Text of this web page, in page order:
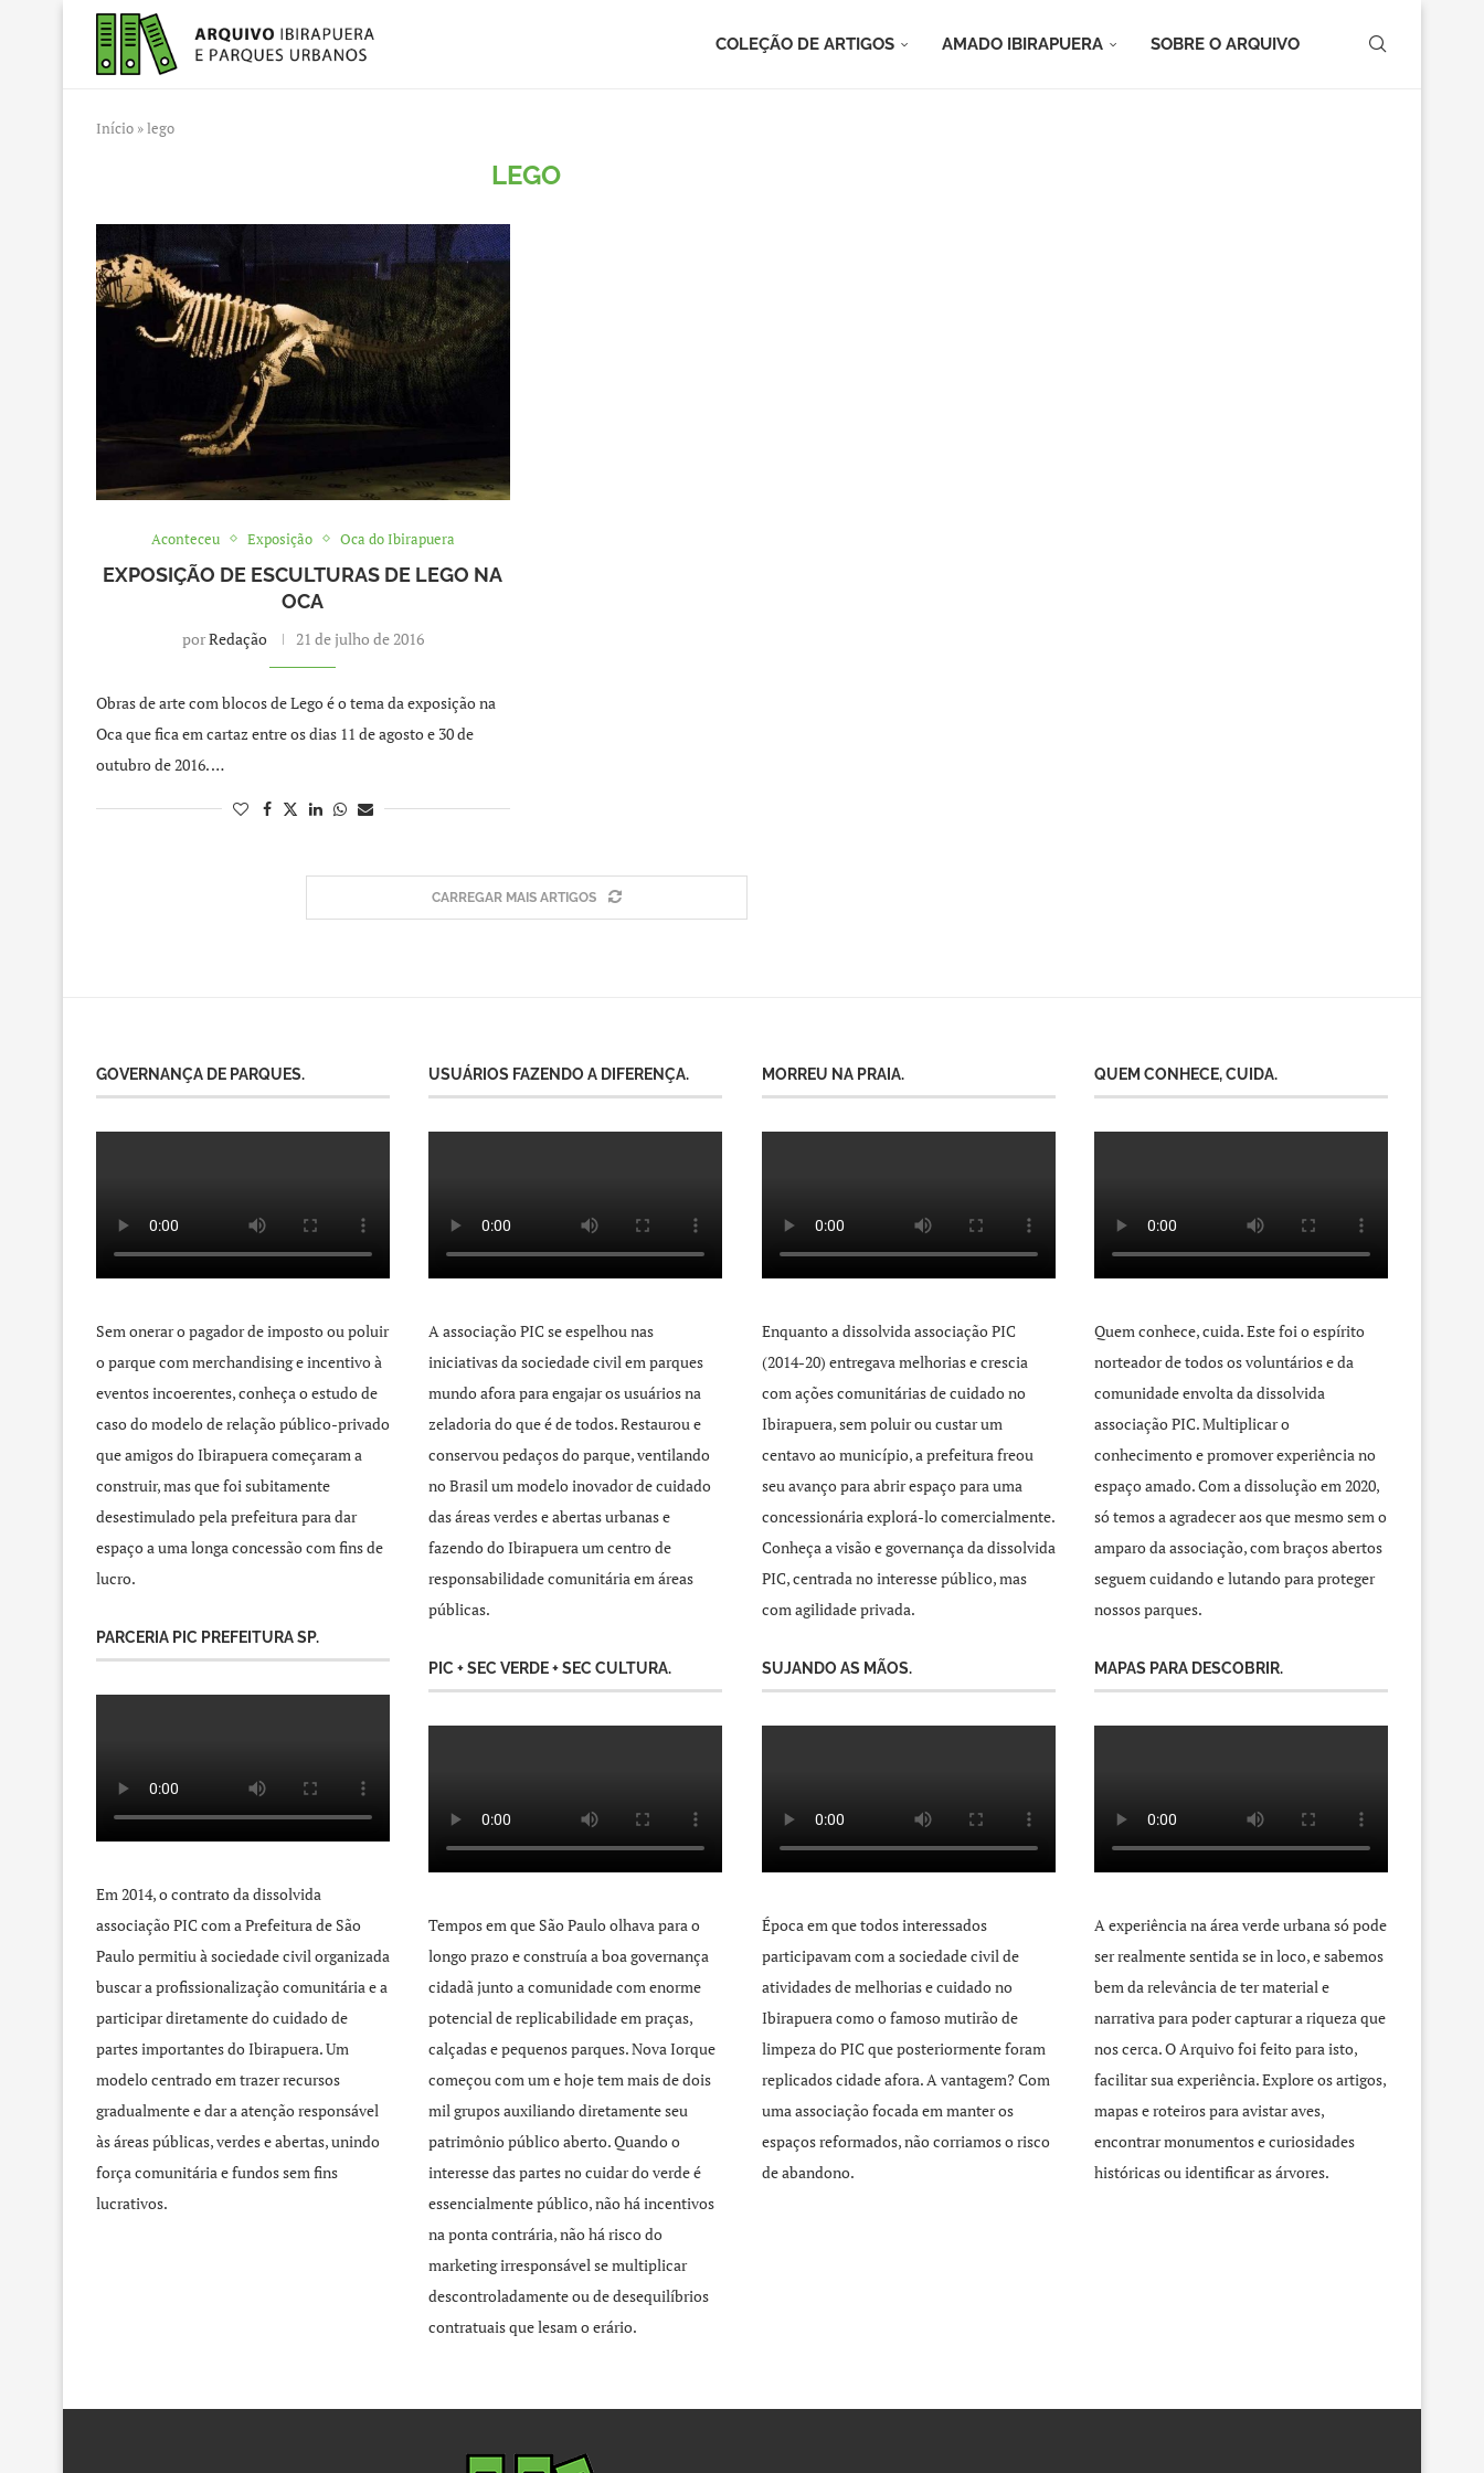
COLEÇÃO DE ARTIGOS AMADO IBIRAPUERA SOBRE O ARQUIVO
Início »lego
LEGO
Aconteceu Exposição Oca do Ibirapuera
EXPOSIÇÃO DE ESCULTURAS DE LEGO NA
OCA
porRedação 21 de julho de 2016
Obras de arte com blocos de Lego é o tema da exposição na
Oca que fica em cartaz entre os dias 11 de agosto e 30 de
outubro de 2016. …
CARREGAR MAIS ARTIGOS
GOVERNANÇA DE PARQUES.
Sem onerar o pagador de imposto ou poluir
o parque com merchandising e incentivo à
eventos incoerentes, conheça o estudo de
caso do modelo de relação público-privado
que amigos do Ibirapuera começaram a
construir, mas que foi subitamente
desestimulado pela prefeitura para dar
espaço a uma longa concessão com fins de
lucro.
PARCERIA PIC PREFEITURA SP.
Em 2014, o contrato da dissolvida
associação PIC com a Prefeitura de São
Paulo permitiu à sociedade civil organizada
buscar a profissionalização comunitária e a
participar diretamente do cuidado de
partes importantes do Ibirapuera. Um
modelo centrado em trazer recursos
gradualmente e dar a atenção responsável
às áreas públicas, verdes e abertas, unindo
força comunitária e fundos sem fins
lucrativos.
USUÁRIOS FAZENDO A DIFERENÇA.
A associação PIC se espelhou nas
iniciativas da sociedade civil em parques
mundo afora para engajar os usuários na
zeladoria do que é de todos. Restaurou e
conservou pedaços do parque, ventilando
no Brasil um modelo inovador de cuidado
das áreas verdes e abertas urbanas e
fazendo do Ibirapuera um centro de
responsabilidade comunitária em áreas
públicas.
PIC + SEC VERDE + SEC CULTURA.
Tempos em que São Paulo olhava para o
longo prazo e construía a boa governança
cidadã junto a comunidade com enorme
potencial de replicabilidade em praças,
calçadas e pequenos parques. Nova Iorque
começou com um e hoje tem mais de dois
mil grupos auxiliando diretamente seu
patrimônio público aberto. Quando o
interesse das partes no cuidar do verde é
essencialmente público, não há incentivos
na ponta contrária, não há risco do
marketing irresponsável se multiplicar
descontroladamente ou de desequilíbrios
contratuais que lesam o erário.
MORREU NA PRAIA.
Enquanto a dissolvida associação PIC
(2014-20) entregava melhorias e crescia
com ações comunitárias de cuidado no
Ibirapuera, sem poluir ou custar um
centavo ao município, a prefeitura freou
seu avanço para abrir espaço para uma
concessionária explorá-lo comercialmente.
Conheça a visão e governança da dissolvida
PIC, centrada no interesse público, mas
com agilidade privada.
SUJANDO AS MÃOS.
Época em que todos interessados
participavam com a sociedade civil de
atividades de melhorias e cuidado no
Ibirapuera como o famoso mutirão de
limpeza do PIC que posteriormente foram
replicados cidade afora. A vantagem? Com
uma associação focada em manter os
espaços reformados, não corriamos o risco
de abandono.
QUEM CONHECE, CUIDA.
Quem conhece, cuida. Este foi o espírito
norteador de todos os voluntários e da
comunidade envolta da dissolvida
associação PIC. Multiplicar o
conhecimento e promover experiência no
espaço amado. Com a dissolução em 2020,
só temos a agradecer aos que mesmo sem o
amparo da associação, com braços abertos
seguem cuidando e lutando para proteger
nossos parques.
MAPAS PARA DESCOBRIR.
A experiência na área verde urbana só pode
ser realmente sentida se in loco, e sabemos
bem da relevância de ter material e
narrativa para poder capturar a riqueza que
nos cerca. O Arquivo foi feito para isto,
facilitar sua experiência. Explore os artigos,
mapas e roteiros para avistar aves,
encontrar monumentos e curiosidades
históricas ou identificar as árvores.